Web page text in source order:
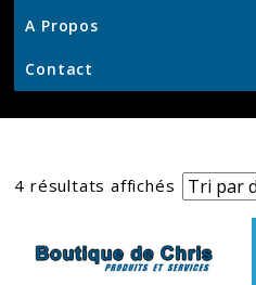
KrisWeb
–
Kristof'
–
A Propos
Contact
4 résultats affichés